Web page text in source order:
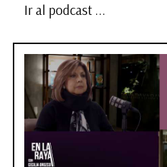
Ir al podcast ...